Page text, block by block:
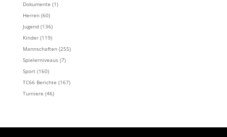
Dokumente (1)
Herren(60)
Jugend(136)
Kinder(119)
Mannschaften(255)
Spielerniveaus(7)
Sport(160)
TC66 Berichte (167)
Turniere (46)